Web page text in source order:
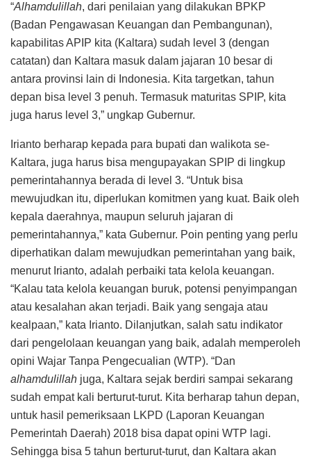
“Alhamdulillah, dari penilaian yang dilakukan BPKP
(Badan Pengawasan Keuangan dan Pembangunan),
kapabilitas APIP kita (Kaltara) sudah level 3 (dengan
catatan) dan Kaltara masuk dalam jajaran 10 besar di
antara provinsi lain di Indonesia. Kita targetkan, tahun
depan bisa level 3 penuh. Termasuk maturitas SPIP, kita
juga harus level 3,” ungkap Gubernur.
Irianto berharap kepada para bupati dan walikota se-
Kaltara, juga harus bisa mengupayakan SPIP di lingkup
pemerintahannya berada di level 3. “Untuk bisa
mewujudkan itu, diperlukan komitmen yang kuat. Baik oleh
kepala daerahnya, maupun seluruh jajaran di
pemerintahannya,” kata Gubernur. Poin penting yang perlu
diperhatikan dalam mewujudkan pemerintahan yang baik,
menurut Irianto, adalah perbaiki tata kelola keuangan.
“Kalau tata kelola keuangan buruk, potensi penyimpangan
atau kesalahan akan terjadi. Baik yang sengaja atau
kealpaan,” kata Irianto. Dilanjutkan, salah satu indikator
dari pengelolaan keuangan yang baik, adalah memperoleh
opini Wajar Tanpa Pengecualian (WTP). “Dan
alhamdulillah juga, Kaltara sejak berdiri sampai sekarang
sudah empat kali berturut-turut. Kita berharap tahun depan,
untuk hasil pemeriksaan LKPD (Laporan Keuangan
Pemerintah Daerah) 2018 bisa dapat opini WTP lagi.
Sehingga bisa 5 tahun berturut-turut, dan Kaltara akan